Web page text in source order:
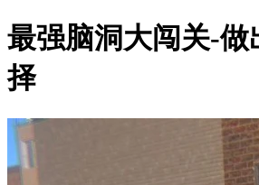
最强脑洞大闯关-做
择